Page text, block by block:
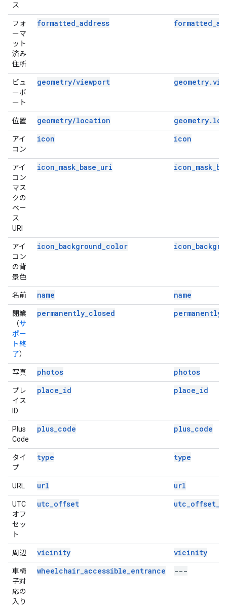
ス
フォ
ーマ
ット
済み
住所
formatted_address
ビュ
ーポ
ート
geometry/viewport
位置 geometry/location
アイ
コン
icon icon
アイ
コン
マス
クの
ベー
ス
URI
icon_mask_base_uri
アイ
コン
の背
景色
icon_background_color
名前 name name
閉業
（サ
ポー
ト終
了）
permanently_closed
写真 photos photos
プレ
イス
ID
place_id place_id
Plus
Code
plus_code plus_code
タイ
プ
type type
URL url url
UTC
オフ
セッ
ト
utc_offset
周辺 vicinity vicinity
車椅
子対
応の
入り
wheelchair_accessible_entrance ---